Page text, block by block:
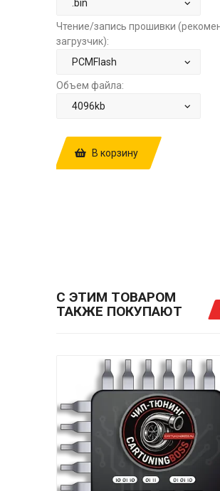
Чтение/запись прошивки
загрузчик):
Объем файла:
В корзину
С ЭТИМ ТОВАРОМ
ТАКЖЕ ПОКУПАЮТ